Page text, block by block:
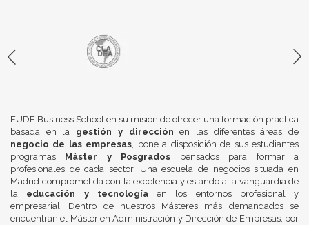
EUDE Business School en su misión de ofrecer una formación práctica
basada en la gestión y dirección en las diferentes áreas de
negocio de las empresas, pone a disposición de sus estudiantes
programas Máster y Posgrados pensados para formar a
profesionales de cada sector. Una escuela de negocios situada en
Madrid comprometida con la excelencia y estando a la vanguardia de
la educación y tecnologíaen los entornos profesional y
empresarial. Dentro de nuestros Másteres más demandados se
encuentran el Máster en Administración y Dirección de Empresas, por